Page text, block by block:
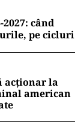
când
pe cicluri
acționar la
american